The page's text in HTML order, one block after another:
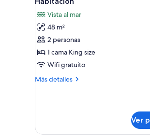
todas
las
fotos
de
Habitación
Vista al mar
48 m²
2 personas
1 cama King size
Wifi gratuito
Más detalles
Más
Ver